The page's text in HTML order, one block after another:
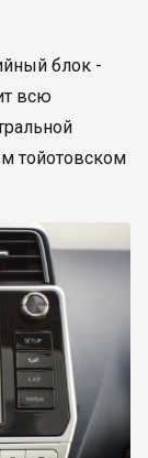
блок -
всю
тойотовском